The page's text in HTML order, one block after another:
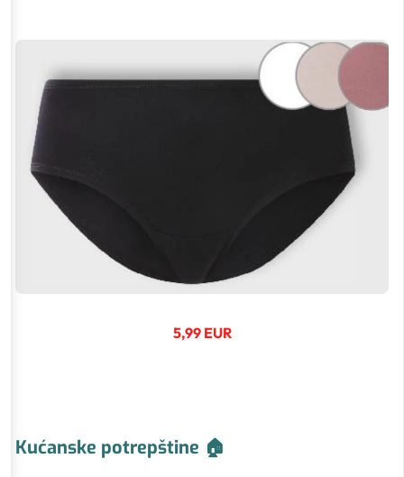
5,99 EUR
Kućanske potrepštine 🏠